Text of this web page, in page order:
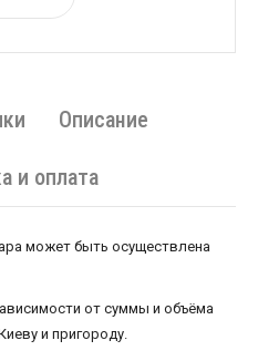
Описание
и оплата
может быть осуществлена
от суммы и объёма
и пригороду.